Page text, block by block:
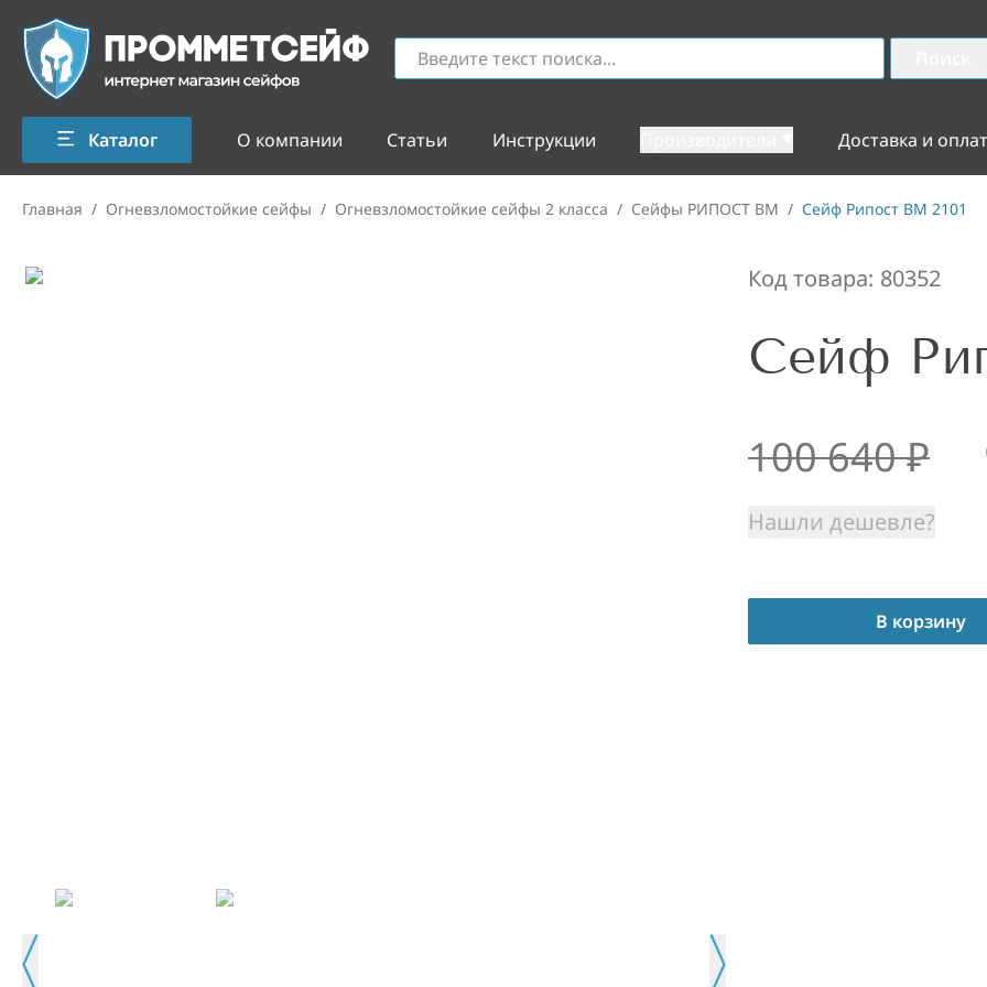
Каталог О компании Статьи Инструкции Доставка и
Главная / Огневзломостойкие сейфы / Огневзломостойкие сейфы 2 класса / Сейфы РИПОСТ ВМ / Сейф Рипост ВМ 2101
Код товара: 80352
Сейф
100 640₽
Нашли дешевле?
В корзину